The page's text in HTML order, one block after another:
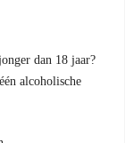
dan 18 jaar?
alcoholische
de bezorger